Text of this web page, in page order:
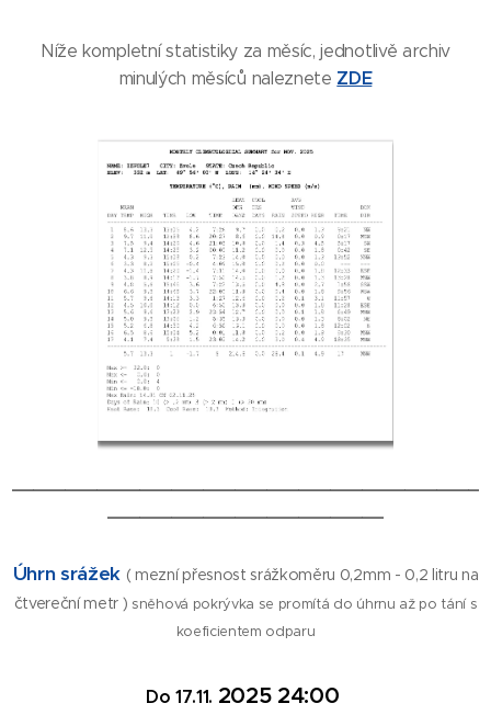
Níže kompletní statistiky za měsíc, jednotlivě archiv
minulých měsíců naleznete ZDE
Úhrn srážek ( mezní přesnost srážkoměru 0,2mm - 0,2 litru na
čtvereční metr ) sněhová pokrývka se promítá do úhrnu až po tání s
koeficientem odparu
Do 17.11. 2025 24:00